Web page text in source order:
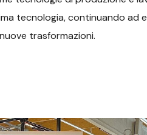
tecnologia, continuando ad
trasformazioni.